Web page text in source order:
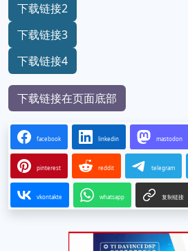
下载链接2
下载链接3
下载链接4
下载链接在页面底部
facebook linkedin mastodon
pinterest reddit telegram
vkontakte whatsapp 复制链接